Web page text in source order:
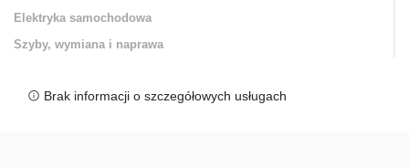
Elektryka samochodowa
Szyby, wymiana i naprawa
Brak informacji o szczegółowych usługach